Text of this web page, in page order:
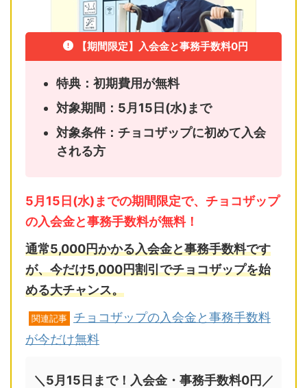
【期間限定】入会金と事務手数料0円
特典：初期費用が無料
対象期間：5月15日(水)まで
対象条件：チョコザップに初めて入会
される方
5月15日(水)までの期間限定で、チョコザップ
の入会金と事務手数料が無料！
通常5,000円かかる入会金と事務手数料です
が、今だけ5,000円割引でチョコザップを始
める大チャンス。
関連記事
チョコザップの入会金と事務手数料
が今だけ無料
＼5月15日まで！入会金・事務手数料0円／